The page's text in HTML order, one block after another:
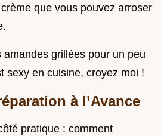
que vous pouvez arroser
grillées pour un peu
sexy en cuisine, croyez moi !
à l’Avance
pratique : comment